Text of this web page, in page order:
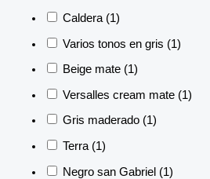
Caldera (1)
Varios tonos en gris (1)
Beige mate (1)
Versalles cream mate (1)
Gris maderado (1)
Terra (1)
Negro san Gabriel (1)